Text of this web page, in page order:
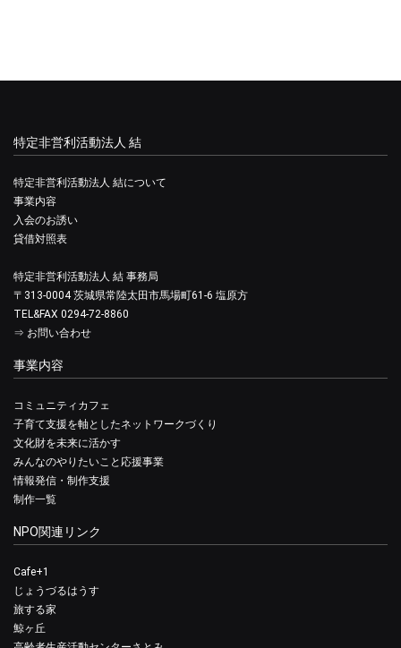
特定非営利活動法人 結
特定非営利活動法人 結について
事業内容
入会のお誘い
貸借対照表
特定非営利活動法人 結 事務局
〒313-0004 茨城県常陸太田市馬場町61-6 塩原方
TEL&FAX 0294-72-8860
⇒ お問い合わせ
事業内容
コミュニティカフェ
子育て支援を軸としたネットワークづくり
文化財を未来に活かす
みんなのやりたいこと応援事業
情報発信・制作支援
制作一覧
NPO関連リンク
Cafe+1
じょうづるはうす
旅する家
鯨ヶ丘